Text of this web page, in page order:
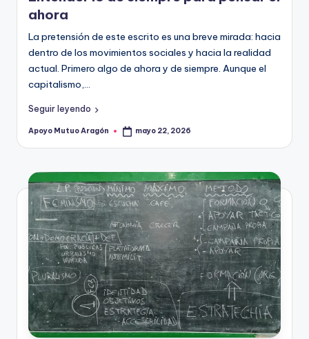
r
a
g
o
n
ahora
La pretensión de este escrito es una breve mirada: hacia
dentro de los movimientos sociales y hacia la realidad
actual. Primero algo de ahora y de siempre. Aunque el
capitalismo,…
Seguir leyendo
Publicado
Apoyo Mutuo Aragón mayo 22, 2026